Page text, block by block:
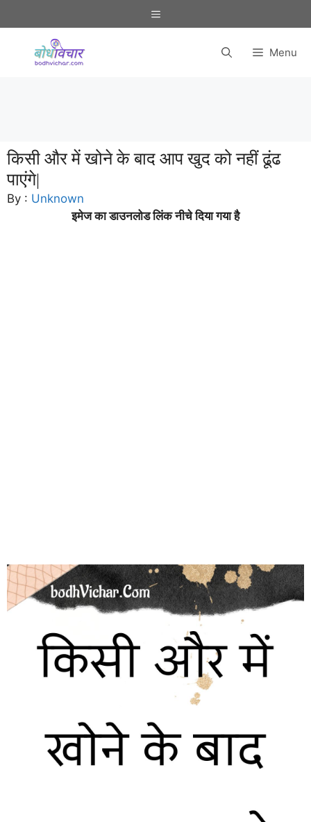
to
Menu
Menu
किसी और में खोने के बाद आप खुद को नहीं ढूंढ
पाएंगे|
By : Unknown
इमेज का डाउनलोड लिंक नीचे दिया गया है